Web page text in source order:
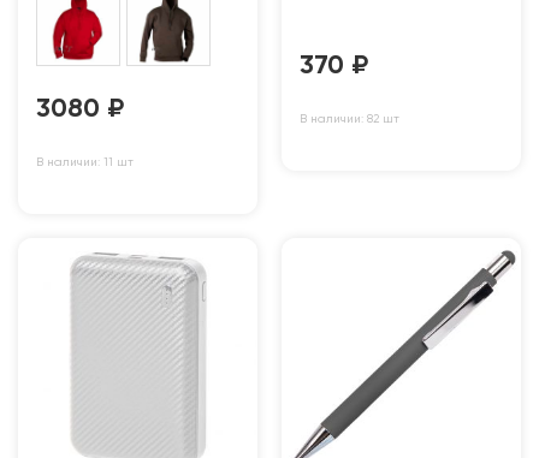
3080 ₽
В наличии: 11 шт
370 ₽
В наличии: 82 шт